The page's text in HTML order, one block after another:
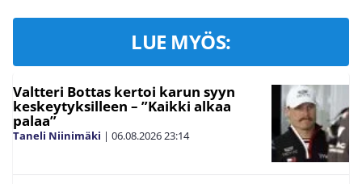
LUE MYÖS:
Valtteri Bottas kertoi karun syyn
keskeytyksilleen – ”Kaikki alkaa
palaa”
Taneli Niinimäki | 06.08.202623:14